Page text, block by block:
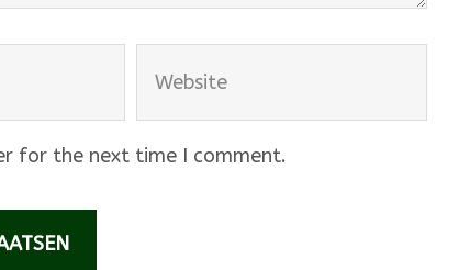
for the next time I comment.